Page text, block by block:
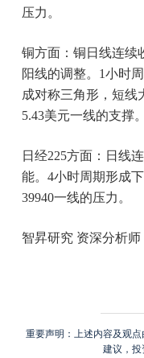
压力。
铜方面：铜日线连续
阳线的调整。1小时
成对称三角形，短线
5.43美元一线的支撑。
日经225方面：日线
能。4小时周期形成
39940一线的压力。
智昇研究 资深分析师
重要声明：上述内容及观
建议，投